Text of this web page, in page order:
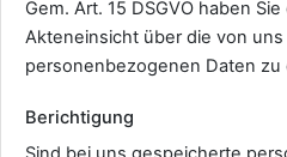
Gem. Art. 15 DSGVO haben
Akteneinsicht über die von
personenbezogenen Daten zu
Berichtigung